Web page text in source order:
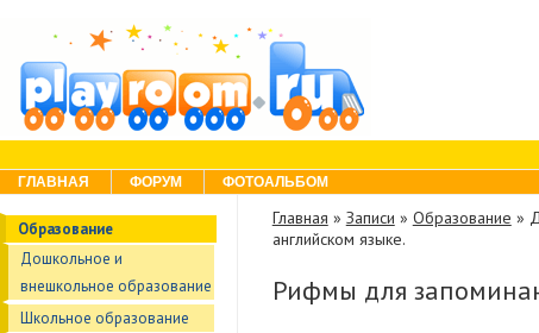
Menu
Skip to content
ГЛАВНАЯ ФОРУМ ФОТОАЛЬБОМ
Образование
Дошкольное и
внешкольное образование
Школьное образование
Главная » Записи » Образование »
английском языке.
Рифмы для